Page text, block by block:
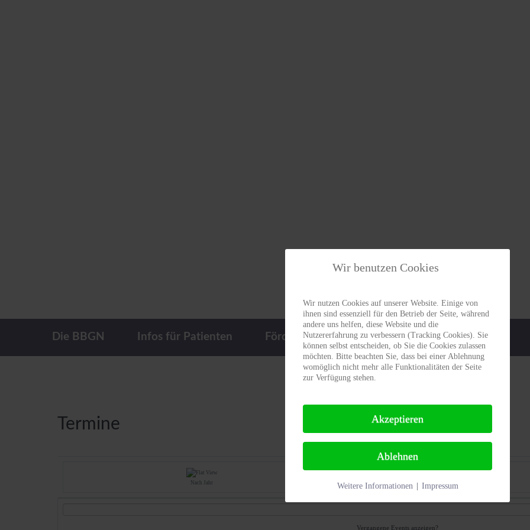
Die BBGN Infos für Patienten Förderpreis Termine Kontakt
Termine
Nach Jahr
Vergangene Events anzeigen?
Wir benutzen Cookies
Wir nutzen Cookies auf unserer Website. Einige von
ihnen sind essenziell für den Betrieb der Seite, während
andere uns helfen, diese Website und die
Nutzererfahrung zu verbessern (Tracking Cookies). Sie
können selbst entscheiden, ob Sie die Cookies zulassen
möchten. Bitte beachten Sie, dass bei einer Ablehnung
womöglich nicht mehr alle Funktionalitäten der Seite
zur Verfügung stehen.
Akzeptieren
Ablehnen
Weitere Informationen | Impressum